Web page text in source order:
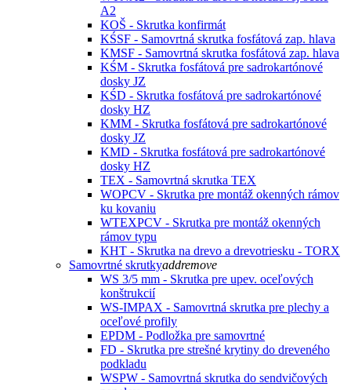
A2
KOŠ - Skrutka konfirmát
KŚSF - Samovrtná skrutka fosfátová zap. hlava
KMSF - Samovrtná skrutka fosfátová zap. hlava
KŚM - Skrutka fosfátová pre sadrokartónové
dosky JZ
KŚD - Skrutka fosfátová pre sadrokartónové
dosky HZ
KMM - Skrutka fosfátová pre sadrokartónové
dosky JZ
KMD - Skrutka fosfátová pre sadrokartónové
dosky HZ
TEX - Samovrtná skrutka TEX
WOPCV - Skrutka pre montáž okenných rámov
ku kovaniu
WTEXPCV - Skrutka pre montáž okenných
rámov typu
KHT - Skrutka na drevo a drevotriesku - TORX
Samovrtné skrutkyaddremove
WS 3/5 mm - Skrutka pre upev. oceľových
konštrukcií
WS-IMPAX - Samovrtná skrutka pre plechy a
oceľové profily
EPDM - Podložka pre samovrtné
FD - Skrutka pre strešné krytiny do dreveného
podkladu
WSPW - Samovrtná skrutka do sendvičových